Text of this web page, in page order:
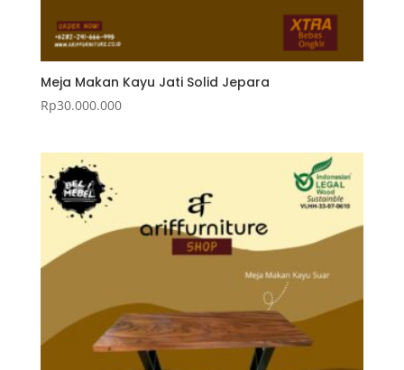
Meja Makan Kayu Jati Solid Jepara
Rp30.000.000